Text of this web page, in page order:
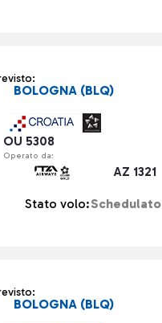
OU 5308
Operato da:
AZ 1321
BOLOGNA (BLQ)
Stato volo:Schedulato
BOLOGNA (BLQ)